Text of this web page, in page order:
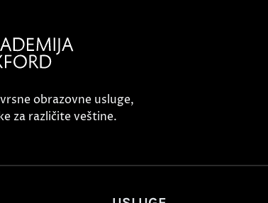
obrazovne usluge,
za različite veštine.